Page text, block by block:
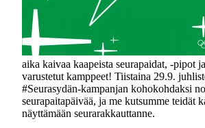
aika kaivaa kaapeista seurapaidat, -pipot
varustetut kamppeet! Tiistaina 29.9.
#Seurasydän-kampanjan kohokohdaksi
seurapaitapäivää, ja me kutsumme teidät
näyttämään seurarakkauttanne.